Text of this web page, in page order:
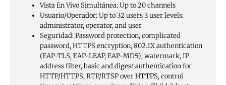
Vista En Vivo Simultánea:Up to 20 channels
Usuario/Operador:Up to 32 users 3 user levels:
administrator, operator, and user
Seguridad:Password protection, complicated
password, HTTPS encryption, 802.1X authentication
(EAP-TLS, EAP-LEAP, EAP-MD5), watermark, IP
address filter, basic and digest authentication for
HTTP/HTTPS, RTP/RTSP over HTTPS, control